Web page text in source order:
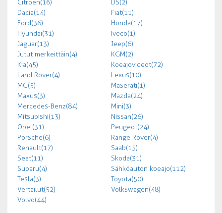
Citroen (16)
DS (2)
Dacia (14)
Fiat (11)
Ford (36)
Honda (17)
Hyundai (31)
Iveco (1)
Jaguar (13)
Jeep (6)
Jutut merkeittäin (4)
KGM (2)
Kia (45)
Koeajovideot (72)
Land Rover (4)
Lexus (10)
MG (5)
Maserati (1)
Maxus (3)
Mazda (24)
Mercedes-Benz (84)
Mini (3)
Mitsubishi (13)
Nissan (26)
Opel (31)
Peugeot (24)
Porsche (6)
Range Rover (4)
Renault (17)
Saab (15)
Seat (11)
Skoda (31)
Subaru (4)
Sähköauton koeajo (112)
Tesla (3)
Toyota (50)
Vertailut (52)
Volkswagen (48)
Volvo (44)